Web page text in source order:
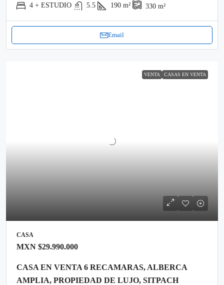
4 + ESTUDIO 5.5 190 m² 330 m²
Email
VENTA CASAS EN VENTA
CASA
MXN $29.990.000
CASA EN VENTA 6 RECAMARAS, ALBERCA
AMPLIA, PROPIEDAD DE LUJO, SITPACH